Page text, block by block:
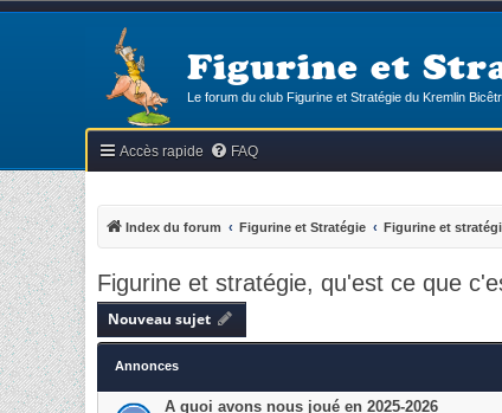
Figurine et
Le forum du club Figurine et Stratégie du Kremlin
Accès rapide FAQ
Index du forum Figurine et Stratégie Figurine et
Figurine et stratégie, qu'est ce que
Nouveau sujet
Annonces
A quoi avons nous joué en 2025-2026